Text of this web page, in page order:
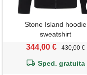
Stone Island hoodie
sweatshirt
344,00 € 430,00 €
Sped. gratuita